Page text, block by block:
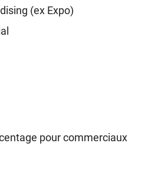
(ex Expo)
pour commerciaux